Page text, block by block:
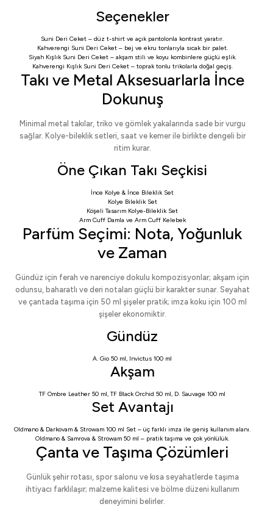
Seçenekler
Suni Deri Ceket – düz t-shirt ve açık pantolonla kontrast yaratır.
Kahverengi Suni Deri Ceket– bej ve ekru tonlarıyla sıcak bir palet.
Siyah Kışlık Suni Deri Ceket– akşam stili ve koyu kombinlere güçlü eşlik.
Kahverengi Kışlık Suni Deri Ceket– toprak tonlu trikolarla doğal geçiş.
Takı ve Metal Aksesuarlarla İnce
Dokunuş
Minimal metal takılar, triko ve gömlek yakalarında sade bir vurgu
sağlar. Kolye-bileklik setleri, saat ve kemer ile birlikte dengeli bir
ritim kurar.
Öne Çıkan Takı Seçkisi
İnce Kolye & İnce Bileklik Set
Kolye Bileklik Set
Köşeli Tasarım Kolye-Bileklik Set
Arm Cuff Damlave Arm Cuff Kelebek
Parfüm Seçimi: Nota, Yoğunluk
ve Zaman
Gündüz için ferah ve narenciye dokulu kompozisyonlar; akşam için
odunsu, baharatlı ve deri notaları güçlü bir karakter sunar. Seyahat
ve çantada taşıma için 50 ml şişeler pratik; imza koku için 100 ml
şişeler ekonomiktir.
Gündüz
A. Gio 50 ml, Invictus 100 ml
Akşam
TF Ombre Leather 50 ml,TF Black Orchid 50 ml, D. Sauvage 100 ml
Set Avantajı
Oldmano & Darkovam & Strowam 100 ml Set – üç farklı imza ile geniş kullanım alanı.
Oldmano & Samrova & Strowam 50 ml – pratik taşıma ve çok yönlülük.
Çanta ve Taşıma Çözümleri
Günlük şehir rotası, spor salonu ve kısa seyahatlerde taşıma
ihtiyacı farklılaşır; malzeme kalitesi ve bölme düzeni kullanım
deneyimini belirler.